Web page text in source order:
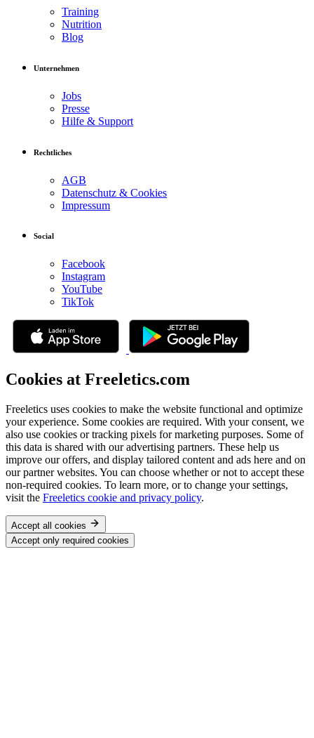
Training
Nutrition
Blog
Unternehmen
Jobs
Presse
Hilfe & Support
Rechtliches
AGB
Datenschutz & Cookies
Impressum
Social
Facebook
Instagram
YouTube
TikTok
Cookies at Freeletics.com
Freeletics uses cookies to make the website functional and optimize
your experience. Some cookies are required. With your consent, we
also use cookies or tracking pixels for marketing purposes. Some of
this data is shared with our advertising partners. These help us
improve our offers, and display tailored content and ads here and on
our partner websites. You can choose whether or not to accept these
non-required cookies. To learn more, or to change your settings,
visit the Freeletics cookie and privacy policy.
Accept all cookies
Accept only required cookies